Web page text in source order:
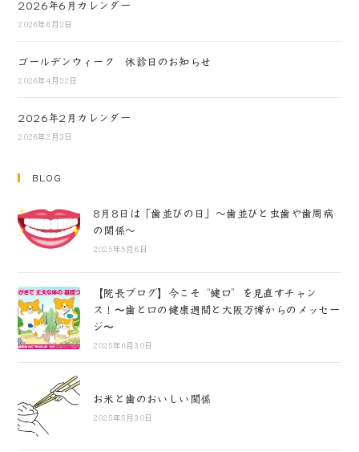
2026年6月カレンダー
2026年6月2日
ゴールデンウィーク 休診日のお知らせ
2026年4月22日
2026年2月カレンダー
2026年2月3日
BLOG
8月8日は「歯並びの日」～歯並びと虫歯や歯周病
の関係～
2025年8月6日
【院長ブログ】今こそ“健口”を見直すチャン
ス！〜歯と口の健康週間と大阪万博からのメッセー
ジ〜
2025年6月30日
お米と歯のおいしい関係
2025年5月30日